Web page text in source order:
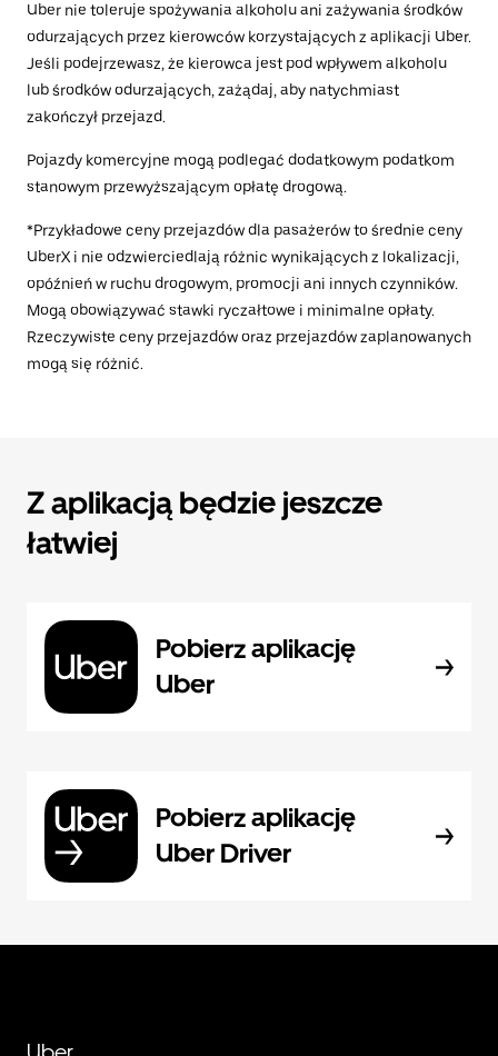
Uber nie toleruje spożywania alkoholu ani zażywania środków
odurzających przez kierowców korzystających z aplikacji Uber.
Jeśli podejrzewasz, że kierowca jest pod wpływem alkoholu
lub środków odurzających, zażądaj, aby natychmiast
zakończył przejazd.
Pojazdy komercyjne mogą podlegać dodatkowym podatkom
stanowym przewyższającym opłatę drogową.
*Przykładowe ceny przejazdów dla pasażerów to średnie ceny
UberX i nie odzwierciedlają różnic wynikających z lokalizacji,
opóźnień w ruchu drogowym, promocji ani innych czynników.
Mogą obowiązywać stawki ryczałtowe i minimalne opłaty.
Rzeczywiste ceny przejazdów oraz przejazdów zaplanowanych
mogą się różnić.
Z aplikacją będzie jeszcze
łatwiej
Pobierz aplikację
Uber
Pobierz aplikację
Uber Driver